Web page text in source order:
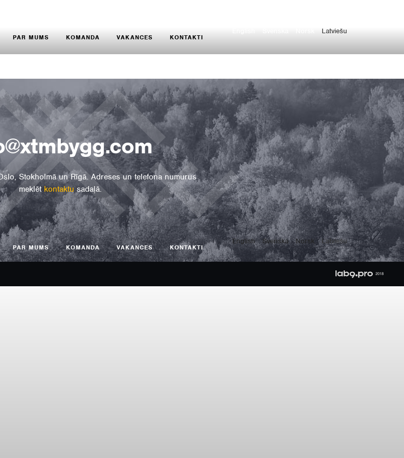
PAR MUMS KOMANDA VAKANCES KONTAKTI
Latviešu
Stokholmā un Rīgā. Adreses un telefona numurus
meklētkontaktusadaļā.
PAR MUMS KOMANDA VAKANCES KONTAKTI
English Svenska Norsk Latviešu
2018